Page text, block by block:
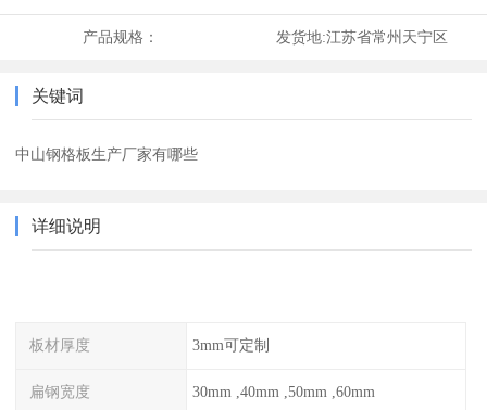
产品规格： 发货地:江苏省常州天宁区
关键词
中山钢格板生产厂家有哪些
详细说明
板材厚度 3mm可定制
扁钢宽度 30mm ,40mm ,50mm ,60mm